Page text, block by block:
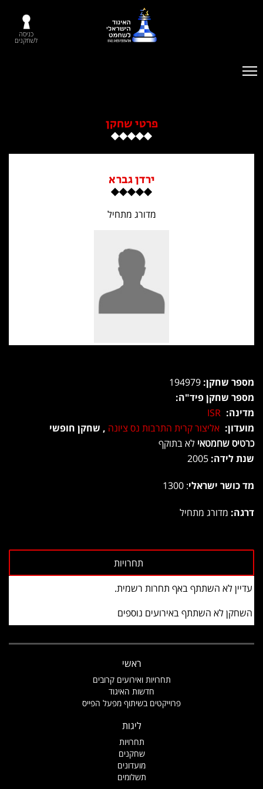
כניסה
לשחקנים
פרטי שחקן
ירדן גברא
מדורג מתחיל
מספר שחקן:
מספר שחקן פיד"ה:
מדינה: ISR
מועדון: אליצור קרית התרבות נס ציונה , שחקן חופשי
כרטיס שחמטאי לא בתוקף
שנת לידה:
מד כושר ישראלי: 1300
דרגה: מדורג מתחיל
עדיין לא השתתף באף תחרות רשמית.
השחקן לא השתתף באירועים נוספים
ראשי
תחרויות ואירועים קרובים
חדשות האיגוד
פרוייקטים בשיתוף מפעל הפייס
ליגות
תחרויות
שחקנים
מועדונים
תשלומים